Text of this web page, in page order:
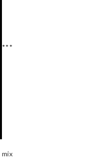
***
mix